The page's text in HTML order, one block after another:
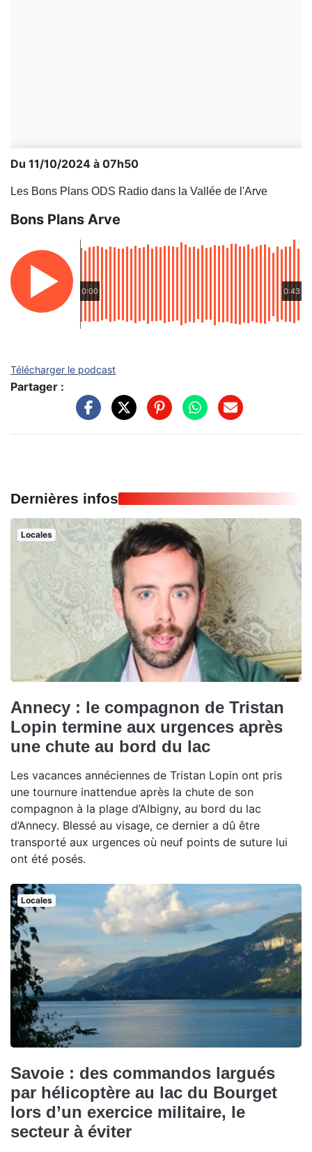
Du 11/10/2024 à 07h50
Les Bons Plans ODS Radio dans la Vallée de l'Arve
Bons Plans Arve
0:00 0:43
Télécharger le podcast
Partager :
Dernières infos
Locales
Annecy : le compagnon de Tristan
Lopin termine aux urgences après
une chute au bord du lac
Les vacances annéciennes de Tristan Lopin ont pris
une tournure inattendue après la chute de son
compagnon à la plage d’Albigny, au bord du lac
d’Annecy. Blessé au visage, ce dernier a dû être
transporté aux urgences où neuf points de suture lui
ont été posés.
Locales
Savoie : des commandos largués
par hélicoptère au lac du Bourget
lors d’un exercice militaire, le
secteur à éviter